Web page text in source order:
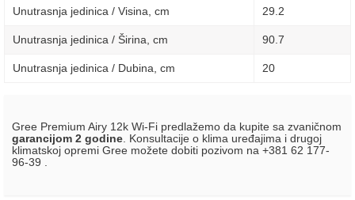
Unutrasnja jedinica / Visina, сm 29.2
Unutrasnja jedinica / Širina, сm 90.7
Unutrasnja jedinica / Dubina, сm 20
Gree Premium Airy 12k Wi-Fi predlažemo da kupite sa zvaničnom
garancijom 2 godine. Konsultacije o klima uređajima i drugoj
klimatskoj opremi Gree možete dobiti pozivom na +381 62 177-
96-39 .